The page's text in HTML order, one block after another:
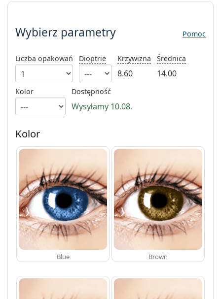
Total
Wybierz parametry
Wybierz parametry Pomoc
Liczba opakowań Dioptrie Krzywizna
8.60
Średnica
14.00
Kolor Dostępność
Wysyłamy 10.08.
Kolor
Blue Brown